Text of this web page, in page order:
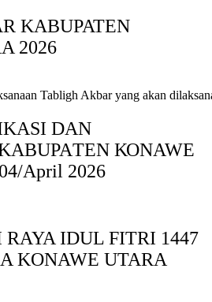
KABUPATEN
2026
Tabligh Akbar yang akan
DAN
ΚΟNAWE
April 2026
IDUL FITRI 1447
KONAWE UTARA